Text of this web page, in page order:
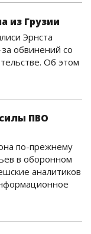
из Грузии
Эрнста
обвинений со
Об этом
ПВО
по-прежнему
в оборонном
аналитиков